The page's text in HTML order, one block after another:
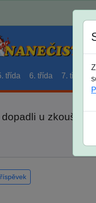
třída 6. třída 7. třída
u zkoušek